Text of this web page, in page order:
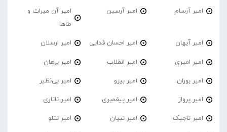
امیر آرسام امیر آرسین
امیر آن میراث و
طاها
امیر آیهان امیر احسان فدایی امیر ارسلان
امیر امیری امیر انقلاب امیر برهان
امیر‌ بوران امیر بیرو امیر بی‌نظیر
امیر پرواز امیر پیغمبری امیر تاتاری
امیر تاجیک امیر تبیان امیر تتلو